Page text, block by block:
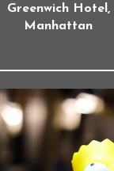
Greenwich Hotel,
Manhattan